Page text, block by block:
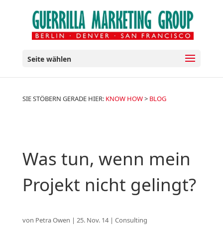
Seite wählen
SIE STÖBERN GERADE HIER: KNOW HOW> BLOG
Was tun, wenn mein
Projekt nicht gelingt?
von Petra Owen | 25. Nov. 14| Consulting